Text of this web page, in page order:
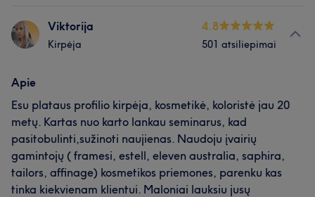
Viktorija
Kirpėja
4.8
501 atsiliepimai
Apie
Esu plataus profilio kirpėja, kosmetikė, koloristė jau 20
metų. Kartas nuo karto lankau seminarus, kad
pasitobulinti,sužinoti naujienas. Naudoju įvairių
gamintojų ( framesi, estell, eleven australia, saphira,
tailors, affinage) kosmetikos priemones, parenku kas
tinka kiekvienam klientui. Maloniai lauksiu jusų